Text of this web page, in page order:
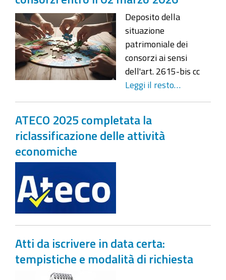
Deposito della
situazione
patrimoniale dei
consorzi ai sensi
dell'art. 2615-bis cc
Leggi il resto…
ATECO 2025 completata la
riclassificazione delle attività
economiche
Atti da iscrivere in data certa:
tempistiche e modalità di richiesta